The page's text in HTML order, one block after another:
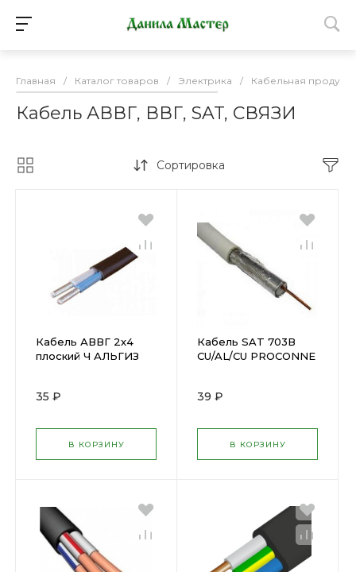
Главная / Каталог товаров / Электрика / Кабельная
Кабель АВВГ, ВВГ, SAT, СВЯЗИ
Сортировка
Кабель АВВГ 2х4
плоский Ч АЛЬГИЗ
35 ₽
В КОРЗИНУ
Кабель SAT 703В
CU/AL/CU PROCONNE
39 ₽
В КОРЗИНУ